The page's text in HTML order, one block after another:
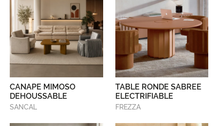
CANAPE MIMOSO
DEHOUSSABLE
SANCAL
TABLE RONDE SABREE
ELECTRIFIABLE
FREZZA